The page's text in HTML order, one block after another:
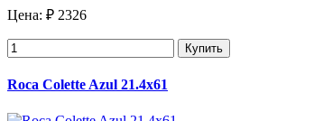
Цена: ₽ 2326
Купить
Roca Colette Azul 21.4х61